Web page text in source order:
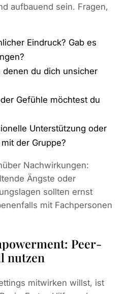
aufbauend sein. Fragen,
Eindruck? Gab es
denen du dich unsicher
Gefühle möchtest du
Unterstützung oder
der Gruppe?
Nachwirkungen:
Ängste oder
sollten ernst
mit Fachpersonen
Peer-
nutzen
mitwirken willst, ist